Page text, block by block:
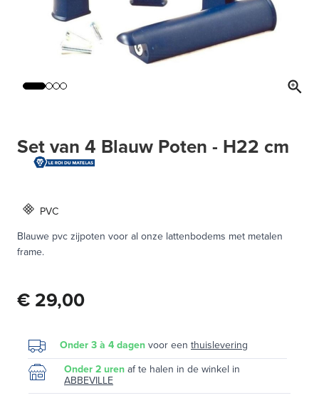
Set van 4 Blauw Poten - H22 cm
PVC
Blauwe pvc zijpoten voor al onze lattenbodems met metalen
frame.
€ 29,00
Onder 3 à 4 dagenvoor een thuislevering
Onder 2 urenaf te halen in de winkel in
ABBEVILLE